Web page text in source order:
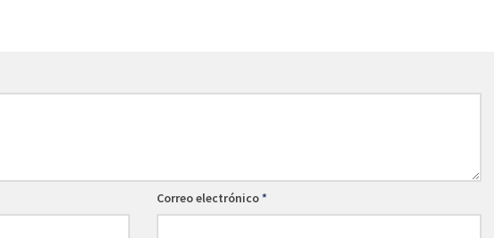
Correo electrónico*